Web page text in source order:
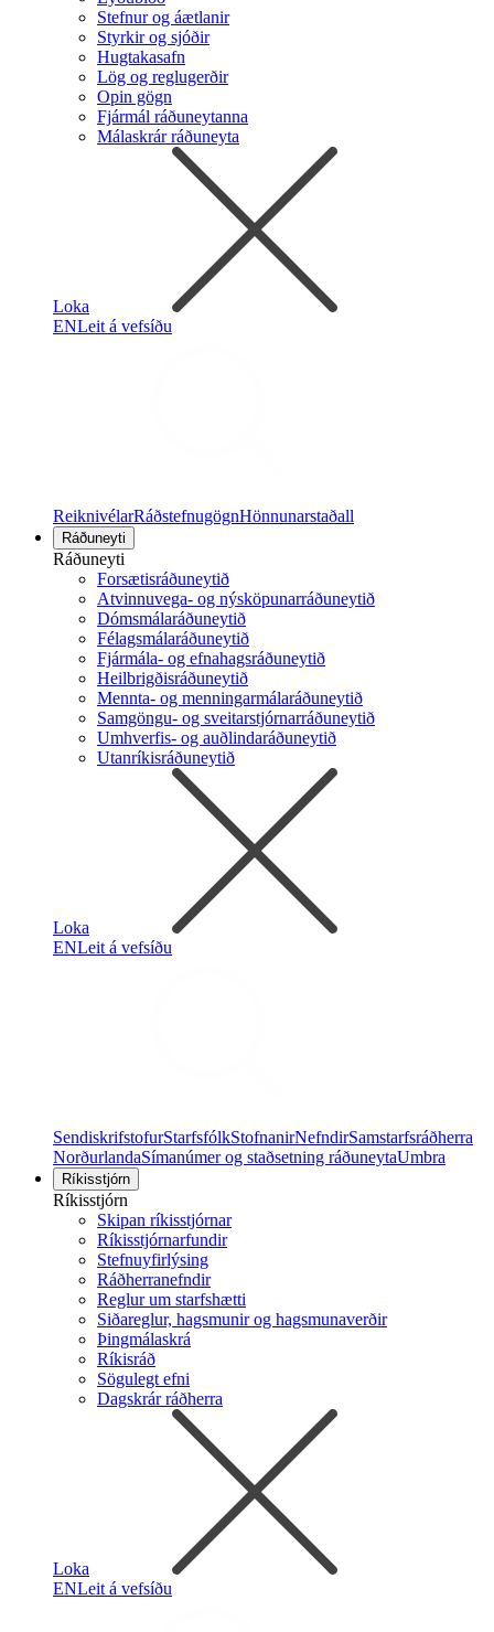
Stefnur og áætlanir
Styrkir og sjóðir
Hugtakasafn
Lög og reglugerðir
Opin gögn
Fjármál ráðuneytanna
Málaskrár ráðuneyta
Loka
ENLeit á vefsíðu
ReiknivélarRáðstefnugögnHönnunarstaðall
Ráðuneyti
Ráðuneyti
Forsætisráðuneytið
Atvinnuvega- og nýsköpunarráðuneytið
Dómsmálaráðuneytið
Félagsmálaráðuneytið
Fjármála- og efnahagsráðuneytið
Heilbrigðisráðuneytið
Mennta- og menningarmálaráðuneytið
Samgöngu- og sveitarstjórnarráðuneytið
Umhverfis- og auðlindaráðuneytið
Utanríkisráðuneytið
Loka
ENLeit á vefsíðu
SendiskrifstofurStarfsfólkStofnanirNefndirSamstarfsráðherra
NorðurlandaSímanúmer og staðsetning ráðuneytaUmbra
Ríkisstjórn
Ríkisstjórn
Skipan ríkisstjórnar
Ríkisstjórnarfundir
Stefnuyfirlýsing
Ráðherranefndir
Reglur um starfshætti
Siðareglur, hagsmunir og hagsmunaverðir
Þingmálaskrá
Ríkisráð
Sögulegt efni
Dagskrár ráðherra
Loka
ENLeit á vefsíðu